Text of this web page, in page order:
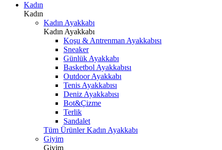
Kadın
Kadın
Kadın Ayakkabı
Kadın Ayakkabı
Koşu & Antrenman Ayakkabısı
Sneaker
Günlük Ayakkabı
Basketbol Ayakkabısı
Outdoor Ayakkabı
Tenis Ayakkabısı
Deniz Ayakkabısı
Bot&Çizme
Terlik
Sandalet
Tüm Ürünler Kadın Ayakkabı
Giyim
Giyim